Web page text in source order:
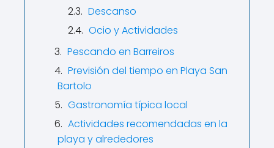
Descanso
Ocio y Actividades
Pescando en Barreiros
Previsión del tiempo en Playa San
Bartolo
Gastronomía típica local
Actividades recomendadas en la
playa y alrededores